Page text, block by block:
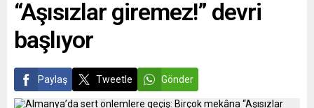
“Aşısızlar giremez!” devri
başlıyor
Paylaş Tweetle Gönder